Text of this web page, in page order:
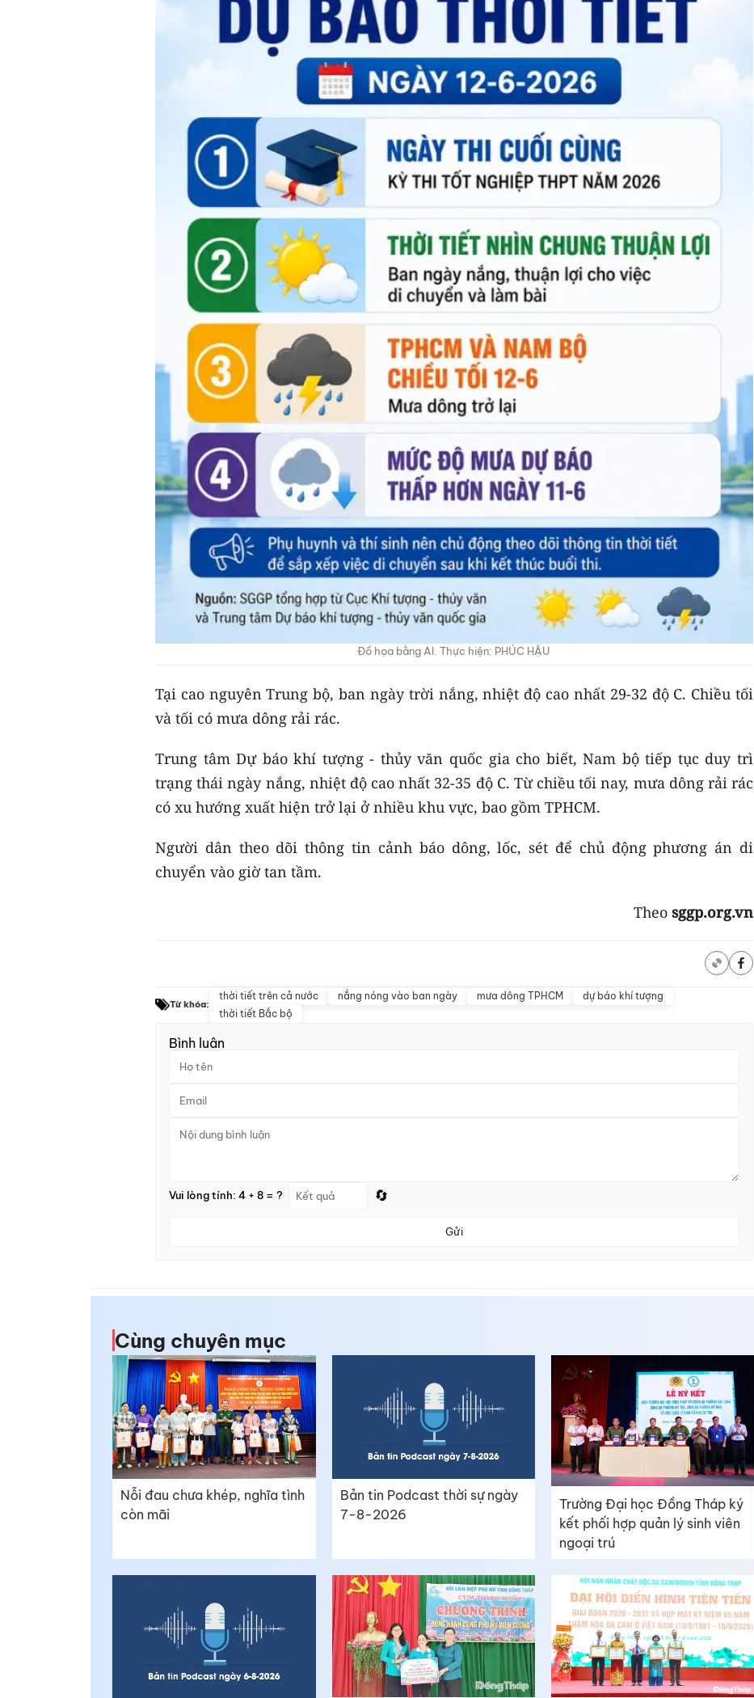
Đồ họa bằng AI. Thực hiện: PHÚC HẬU
Tại cao nguyên Trung bộ, ban ngày trời nắng, nhiệt độ cao nhất 29-32 độ C. Chiều tối
và tối có mưa dông rải rác.
Trung tâm Dự báo khí tượng - thủy văn quốc gia cho biết, Nam bộ tiếp tục duy trì
trạng thái ngày nắng, nhiệt độ cao nhất 32-35 độ C. Từ chiều tối nay, mưa dông rải rác
có xu hướng xuất hiện trở lại ở nhiều khu vực, bao gồm TPHCM.
Người dân theo dõi thông tin cảnh báo dông, lốc, sét để chủ động phương án di
chuyển vào giờ tan tầm.
Theo sggp.org.vn
Từ khóa:
thời tiết trên cả nước nắng nóng vào ban ngày mưa dông TPHCM
dự báo khí tượng
thời tiết Bắc bộ
Bình luận
Vui lòng tính: 4 + 8 = ? 🔄
Gửi
Cùng chuyên mục
Nỗi đau chưa khép, nghĩa tình
còn mãi
Bản tin Podcast thời sự ngày
7-8-2026
Trường Đại học Đồng Tháp ký
kết phối hợp quản lý sinh viên
ngoại trú